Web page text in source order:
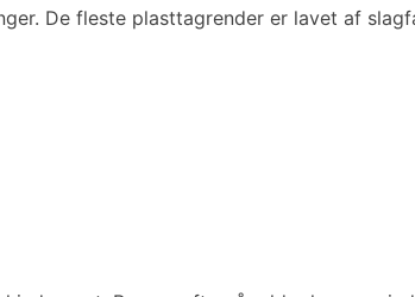
De fleste plasttagrender er lavet af